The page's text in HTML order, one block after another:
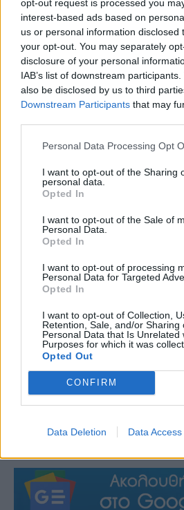
opt-out request is processed you
interest-based ads based on
us or personal information disclosed
your opt-out. You may separately
disclosure of your personal
IAB’s list of downstream
also be disclosed by us to third
Downstream Participants that may
Personal Data Processing Opt
I want to opt-out of the Sharing
personal data.
Opted In
I want to opt-out of the Sale of
Personal Data.
Opted In
I want to opt-out of processing
Personal Data for Targeted
Opted In
I want to opt-out of Collection,
Retention, Sale, and/or Sharing
Personal Data that Is Unrelated
Purposes for which it was
Opted Out
CONFIRM
Data Deletion Data Access
Δήλωση Δημάρχου
«Η ανανέωση και ο
Δήμου μας αποτελεί
τα νέα ηλεκτροκίνητα
βήμα προς έναν πιο
φιλικό προς το περιβάλλον
μας, μειώνουμε το ενεργειακό
κόστος συντήρησης, ενώ
καλύτερες υπηρεσίες
εξυπηρέτησης στους δημότες
Δήλωση Αντιδημάρχου
Κακαμπούκη:
«Με επτά σύγχρονα οχήματα
η Υπηρεσία Καθαριότητας.
καλύτερη παροχή υπηρεσιών
αποτελεσματικότερη
συνεχείς επισκευές».